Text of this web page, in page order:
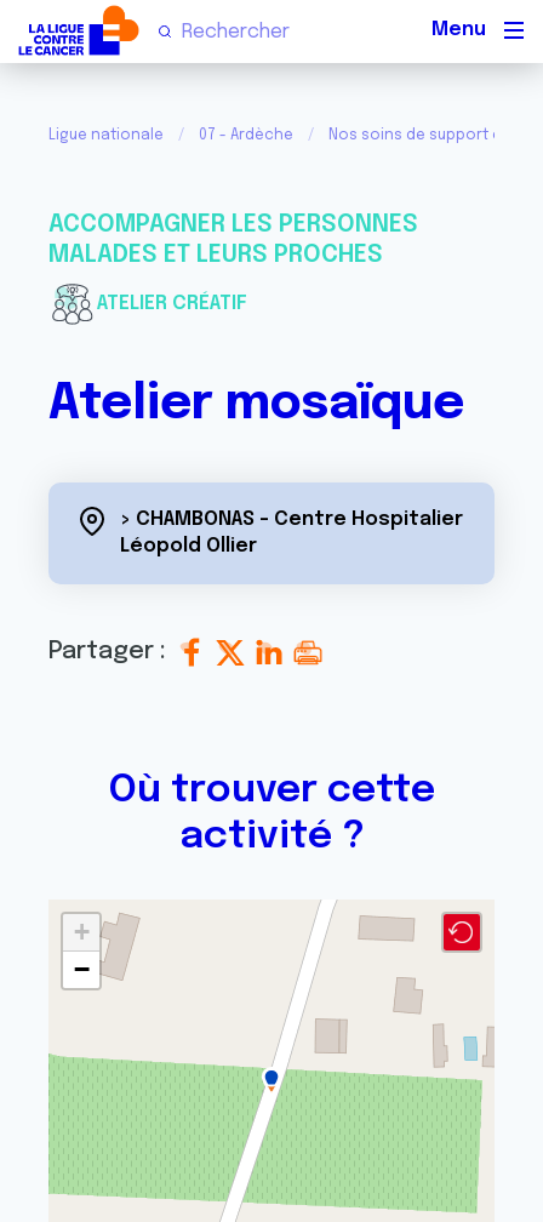
Ligue nationale 07 - Ardèche Nos soins de support et
ACCOMPAGNER LES PERSONNES
MALADES ET LEURS PROCHES
ATELIER CRÉATIF
Atelier mosaïque
> CHAMBONAS - Centre Hospitalier
Léopold Ollier
Partager :
Où trouver cette
activité ?
+
−